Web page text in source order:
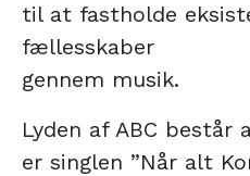
til at fastholde
fællesskaber
gennem musik.
Lyden af ABC består
er singlen ”Når alt